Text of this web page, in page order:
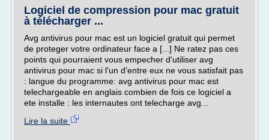
Logiciel de compression pour mac gratuit
à télécharger ...
Avg antivirus pour mac est un logiciel gratuit qui permet
de proteger votre ordinateur face a [...] Ne ratez pas ces
points qui pourraient vous empecher d'utiliser avg
antivirus pour mac si l'un d'entre eux ne vous satisfait pas
: langue du programme: avg antivirus pour mac est
telechargeable en anglais combien de fois ce logiciel a
ete installe : les internautes ont telecharge avg...
Lire la suite